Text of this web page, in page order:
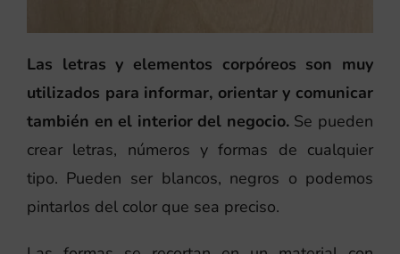
Las letras y elementos corpóreos son muy
utilizados para informar, orientar y comunicar
también en el interior del negocio.Se pueden
crear letras, números y formas de cualquier
tipo. Pueden ser blancos, negros o podemos
pintarlos del color que sea preciso.